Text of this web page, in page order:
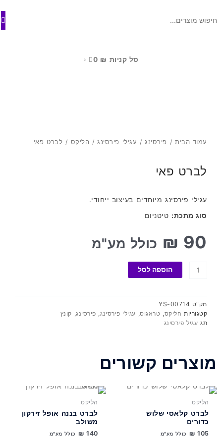
סל קניות ₪
0
עמוד הבית/ פירסינג/ עגילי פירסינג/ הליקס / לברט פאי
לברט פאי
עגילי פירסינג מיוחדים בעיצוב ייחודי.
סוג מתכת: טיטניום
₪ 90 כולל מע"מ
של
הוספה לסל
מק"ט YS-00714
קטגוריות הליקס, טראגוס, עגילי פירסינג, פירסינג, קונץ
תג עגיל פירסינג
מוצרים קשורים
הליקס
לברט קלאסי שלוש
כדורים
₪ 105 כולל מע"מ
למוצר
זה
יש
מספר
ניתן
הליקס
לברט בננה אופל זירקון
משולב
₪ 140 כולל מע"מ
למוצר
זה
יש
מספר
ניתן